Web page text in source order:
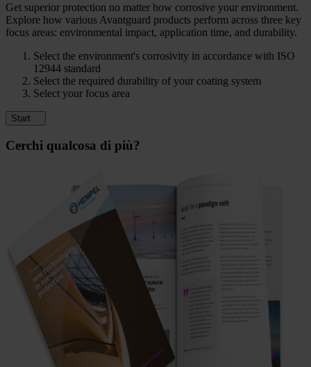
Get superior protection no matter how corrosive your environment.
Explore how various Avantguard products perform across three key
focus areas: environmental impact, application time, and durability.
Select the environment's corrosivity in accordance with ISO
12944 standard
Select the required durability of your coating system
Select your focus area
Start
Cerchi qualcosa di più?